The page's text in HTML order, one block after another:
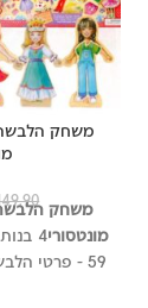
משחק
משחק
מונטסורי
4
59 - פרטי